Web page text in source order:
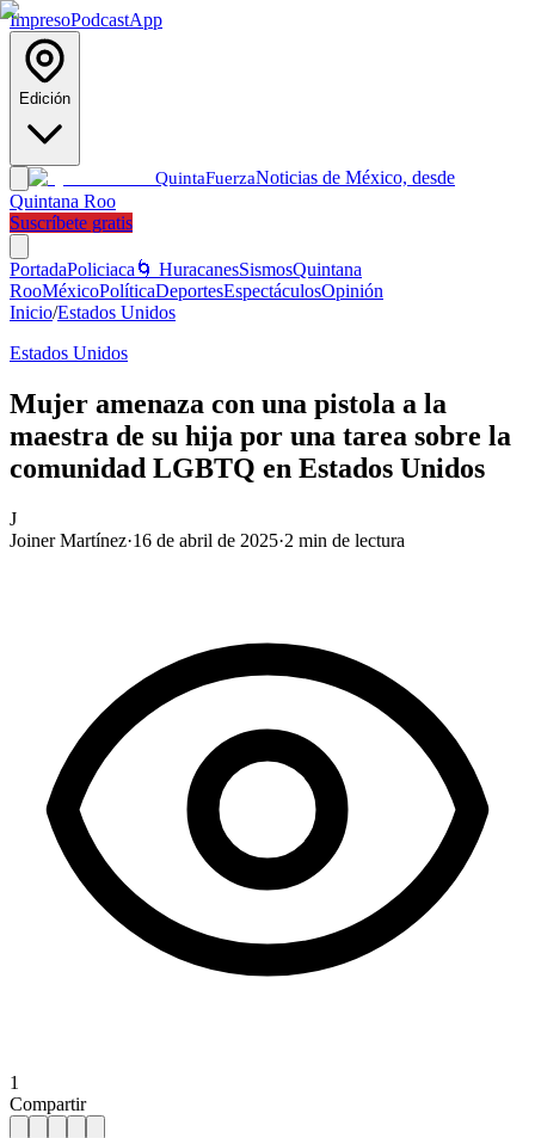
ImpresoPodcastApp
Edición
QuintaFuerzaNoticias de México, desde
Quintana Roo
Suscríbete gratis
PortadaPoliciaca 🌀 HuracanesSismosQuintana
RooMéxicoPolíticaDeportesEspectáculosOpinión
Inicio/Estados Unidos
Estados Unidos
Mujer amenaza con una pistola a la
maestra de su hija por una tarea sobre la
comunidad LGBTQ en Estados Unidos
J
Joiner Martínez·16 de abril de 2025·2 min de lectura
1
Compartir